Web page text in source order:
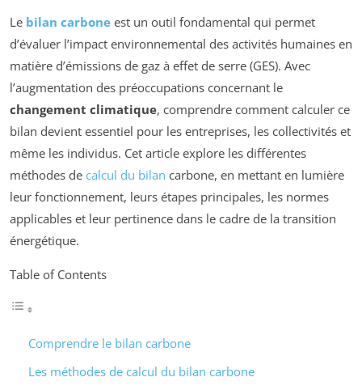
Le bilan carbone est un outil fondamental qui permet
d’évaluer l’impact environnemental des activités humaines en
matière d’émissions de gaz à effet de serre (GES). Avec
l’augmentation des préoccupations concernant le
changement climatique, comprendre comment calculer ce
bilan devient essentiel pour les entreprises, les collectivités et
même les individus. Cet article explore les différentes
méthodes de calcul du bilan carbone, en mettant en lumière
leur fonctionnement, leurs étapes principales, les normes
applicables et leur pertinence dans le cadre de la transition
énergétique.
Table of Contents
Comprendre le bilan carbone
Les méthodes de calcul du bilan carbone